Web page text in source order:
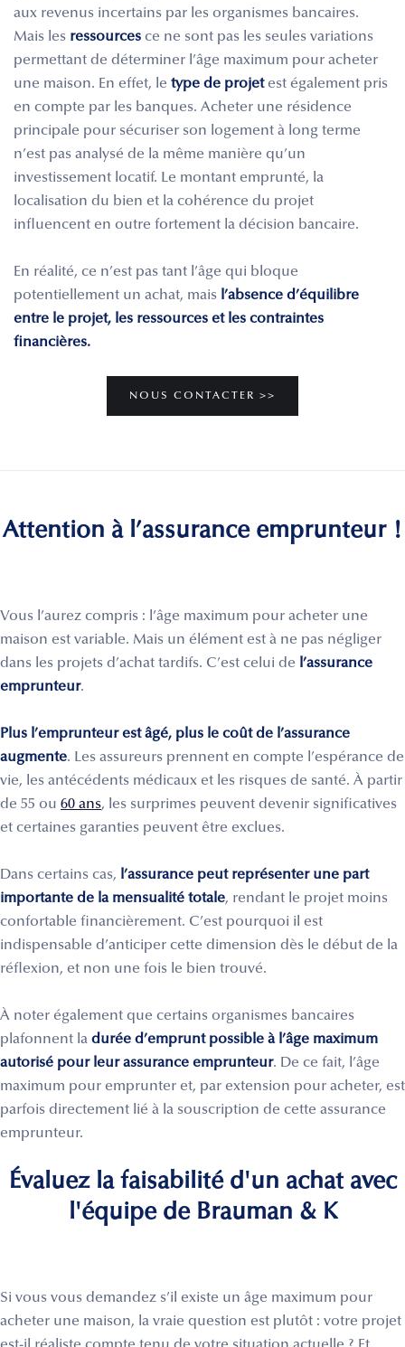
aux revenus incertains par les organismes bancaires.
Mais les ressources ce ne sont pas les seules variations
permettant de déterminer l’âge maximum pour acheter
une maison. En effet, le type de projetest également pris
en compte par les banques. Acheter une résidence
principale pour sécuriser son logement à long terme
n’est pas analysé de la même manière qu’un
investissement locatif. Le montant emprunté, la
localisation du bien et la cohérence du projet
influencent en outre fortement la décision bancaire.
En réalité, ce n’est pas tant l’âge qui bloque
potentiellement un achat, mais l’absence d’équilibre
entre le projet, les ressources et les contraintes
financières.
NOUS CONTACTER >>
Attention à l’assurance emprunteur !
Vous l’aurez compris : l’âge maximum pour acheter une
maison est variable. Mais un élément est à ne pas négliger
dans les projets d’achat tardifs. C’est celui de l’assurance
emprunteur.
Plus l’emprunteur est âgé, plus le coût de l’assurance
augmente. Les assureurs prennent en compte l’espérance de
vie, les antécédents médicaux et les risques de santé. À partir
de 55 ou 60 ans, les surprimes peuvent devenir significatives
et certaines garanties peuvent être exclues.
Dans certains cas, l’assurance peut représenter une part
importante de la mensualité totale, rendant le projet moins
confortable financièrement. C’est pourquoi il est
indispensable d’anticiper cette dimension dès le début de la
réflexion, et non une fois le bien trouvé.
À noter également que certains organismes bancaires
plafonnent la durée d’emprunt possible à l’âge maximum
autorisé pour leur assurance emprunteur. De ce fait, l’âge
maximum pour emprunter et, par extension pour acheter, est
parfois directement lié à la souscription de cette assurance
emprunteur.
Évaluez la faisabilité d'un achat avec
l'équipe de Brauman & K
Si vous vous demandez s’il existe un âge maximum pour
acheter une maison, la vraie question est plutôt : votre projet